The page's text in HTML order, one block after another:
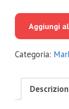
era:
Aggiungi
Categoria: